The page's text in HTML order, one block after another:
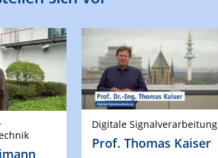
Digitale Signalverarbeitung
Prof. Thomas Kaiser